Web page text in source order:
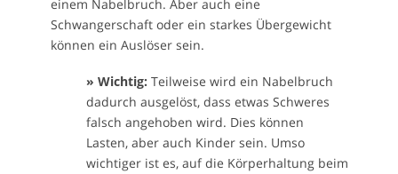
einem Nabelbruch. Aber auch eine
Schwangerschaft oder ein starkes Übergewicht
können ein Auslöser sein.
» Wichtig: Teilweise wird ein Nabelbruch
dadurch ausgelöst, dass etwas Schweres
falsch angehoben wird. Dies können
Lasten, aber auch Kinder sein. Umso
wichtiger ist es, auf die Körperhaltung beim